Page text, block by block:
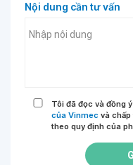
Nội dung cần tư vấn
Tôi đã đọc và đồng
của Vinmec và chấp
theo quy định của